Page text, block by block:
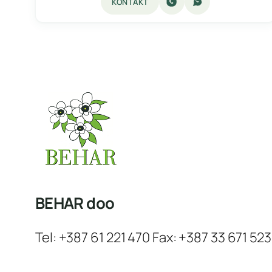
BEHAR doo
Tel: +387 61 221 470 Fax: +387 33 671 523